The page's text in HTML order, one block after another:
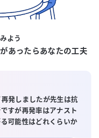
よう
あったらあなたの工夫
発しましたが先生は抗
すが再発率はアナスト
可能性はどれくらいか